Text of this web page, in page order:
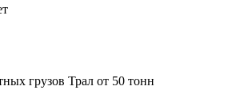
грузов Трал от 50 тонн